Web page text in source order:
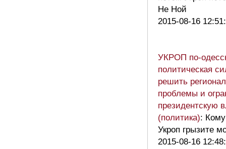
Не Ной
2015-08-16
УКРОП по-
политическая
решить
проблемы и
президентскую
(политика):
Укроп грызите
2015-08-16